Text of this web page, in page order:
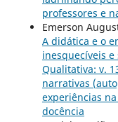
professores e
Emerson
A didática e o
inesquecíveis
Qualitativa: v.
narrativas
experiências
docência